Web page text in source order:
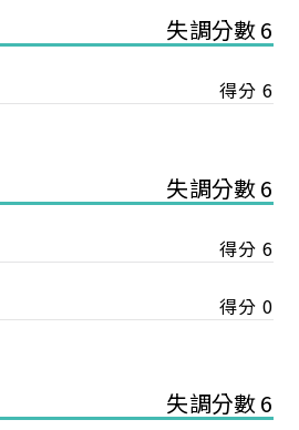
失調分數 6
得分 6
失調分數 6
得分 6
得分 0
失調分數 6
送出會員申請
已成功送出，經本協會理事